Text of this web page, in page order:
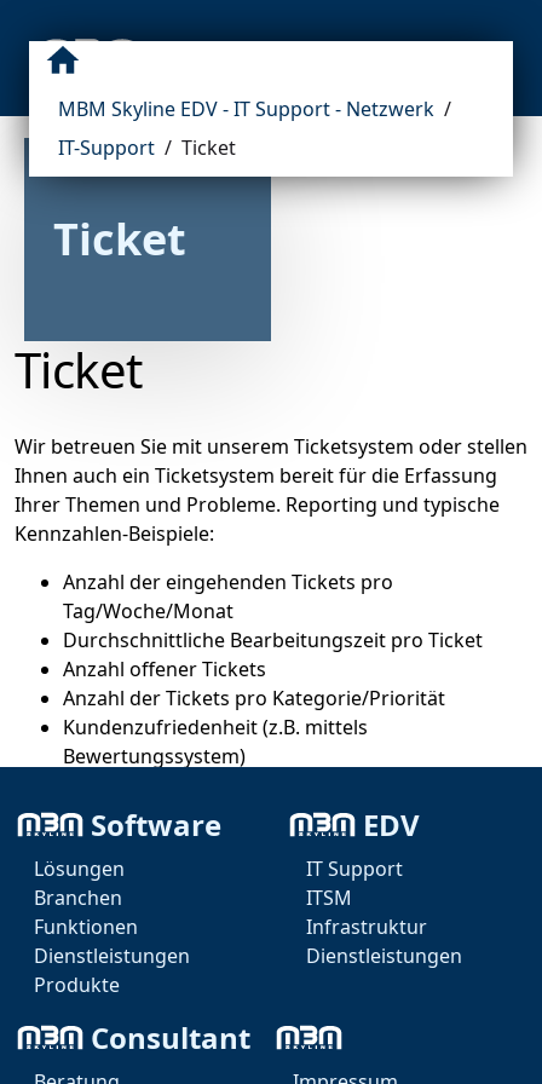
MBM Skyline EDV - IT Support - Netzwerk /
IT-Support / Ticket
Ticket
Ticket
Wir betreuen Sie mit unserem Ticketsystem oder stellen
Ihnen auch ein Ticketsystem bereit für die Erfassung
Ihrer Themen und Probleme. Reporting und typische
Kennzahlen-Beispiele:
Anzahl der eingehenden Tickets pro
Tag/Woche/Monat
Durchschnittliche Bearbeitungszeit pro Ticket
Anzahl offener Tickets
Anzahl der Tickets pro Kategorie/Priorität
Kundenzufriedenheit (z.B. mittels
Bewertungssystem)
Abteilung, Bereich, Firma
First-Call-Resolution-Rate (Anteil der Tickets, die
beim ersten Kontakt gelöst werden)
Mittlere Zeit bis zur Lösung
Software
Lösungen
Branchen
Funktionen
Dienstleistungen
Produkte
EDV
IT Support
ITSM
Infrastruktur
Dienstleistungen
Consultant